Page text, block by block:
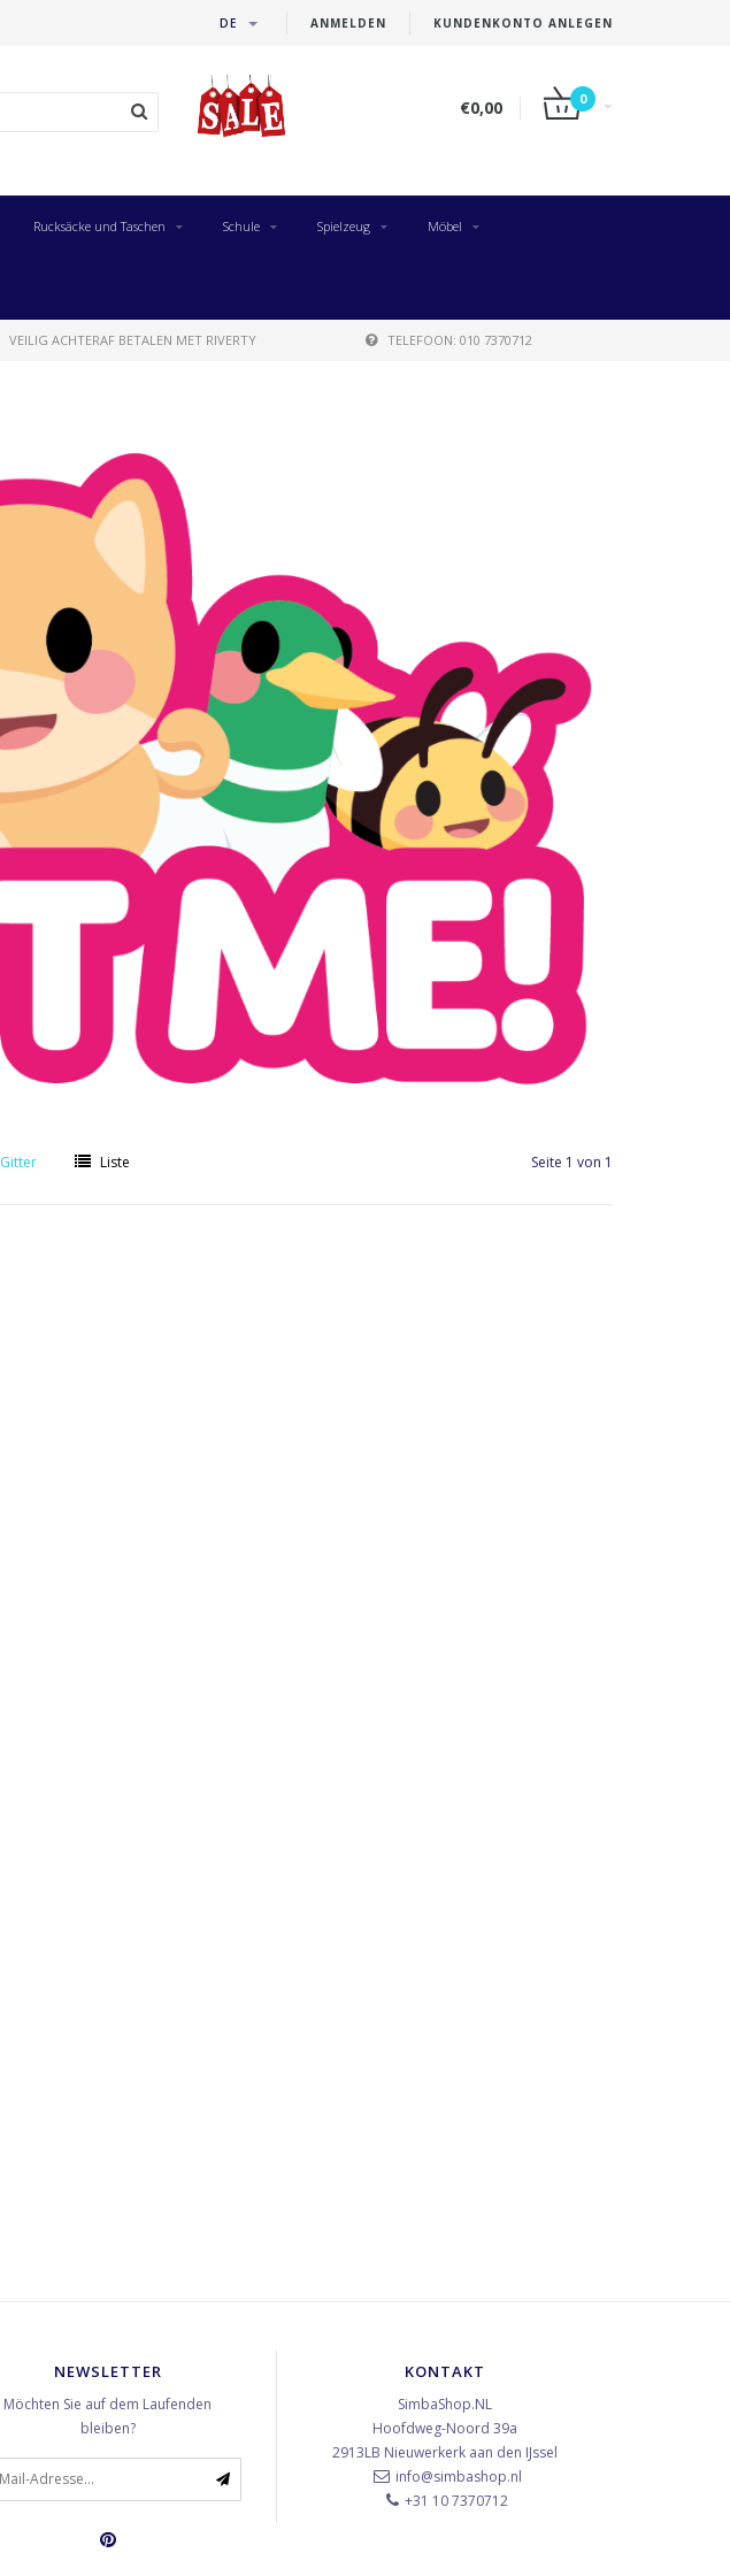
ANMELDEN KUNDENKONTO ANLEGEN
DE
€0,00 0
Rucksäcke und Taschen Schule Spielzeug Möbel
VEILIG ACHTERAF BETALEN MET RIVERTY TELEFOON: 010 7370712
Gitter Liste Seite 1 von 1
NEWSLETTER
Möchten Sie auf dem Laufenden
bleiben?
KONTAKT
SimbaShop.NL
Hoofdweg-Noord 39a
2913LB Nieuwerkerk aan den IJssel
info@simbashop.nl
+31 10 7370712